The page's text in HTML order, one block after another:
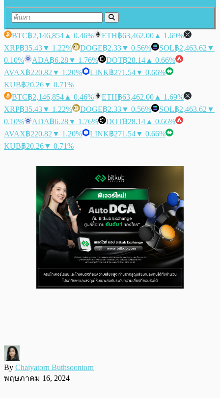
BTC฿2,146,854 ▲ 0.46% ETH฿63,462.00 ▲ 1.69%
XRP฿35.43▼ 1.22% DOGE฿2.33▼ 0.56% SOL฿2,463.62 ▼
0.10%
ADA฿6.28▼ 1.76% DOT฿28.14 ▲ 0.66%
AVAX฿220.82 ▼ 1.20% LINK฿271.54▼ 0.66%
KUB฿20.26▼ 0.71%
BTC฿2,146,854 ▲ 0.46% ETH฿63,462.00 ▲ 1.69%
XRP฿35.43▼ 1.22% DOGE฿2.33▼ 0.56% SOL฿2,463.62 ▼
0.10%
ADA฿6.28▼ 1.76% DOT฿28.14 ▲ 0.66%
AVAX฿220.82 ▼ 1.20% LINK฿271.54▼ 0.66%
KUB฿20.26▼ 0.71%
By Chaiyatorn Buthsoontorn
พฤษภาคม 16, 2024